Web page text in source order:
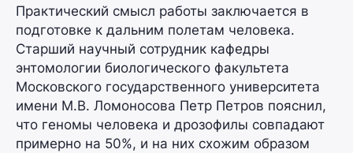
Практический смысл работы заключается в
подготовке к дальним полетам человека.
Старший научный сотрудник кафедры
энтомологии биологического факультета
Московского государственного университета
имени М.В. Ломоносова Петр Петров пояснил,
что геномы человека и дрозофилы совпадают
примерно на 50%, и на них схожим образом